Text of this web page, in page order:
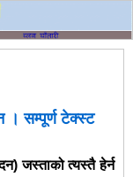
। सम्पूर्ण टेक्स्ट
जस्ताको त्यस्तै हेर्न